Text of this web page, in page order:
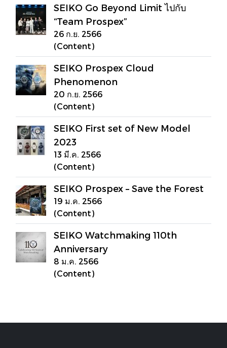
SEIKO Go Beyond Limit ไปกับ
“Team Prospex”
26 ก.ย. 2566
(Content)
SEIKO Prospex Cloud
Phenomenon
20 ก.ย. 2566
(Content)
SEIKO First set of New Model
2023
13 มี.ค. 2566
(Content)
SEIKO Prospex – Save the Forest
19 ม.ค. 2566
(Content)
SEIKO Watchmaking 110th
Anniversary
8 ม.ค. 2566
(Content)